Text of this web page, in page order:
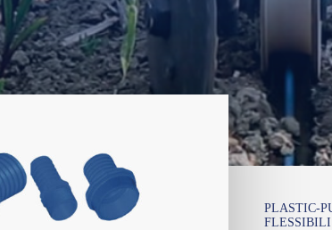
PLASTIC-
FLESSIBILI